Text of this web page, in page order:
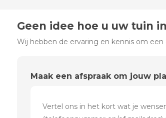
Geen idee hoe u uw tuin
Wij hebben de ervaring en kennis om
Maak een afspraak om jouw